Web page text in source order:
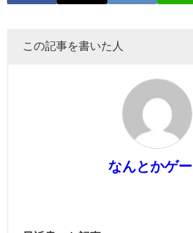
この記事を書いた人
なんとかゲ